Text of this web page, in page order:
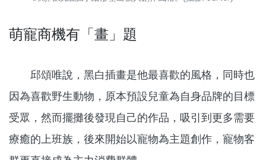
萌寵商機有「畫」題
邱頌唯說，黑白插畫是他最喜歡的風格，同時也
因為喜歡野生動物，原本預設兒童為自身品牌的目標
受眾，然而擺攤後發現自己的作品，吸引到更多需要
療癒的上班族，後來開始以寵物為主題創作，寵物客